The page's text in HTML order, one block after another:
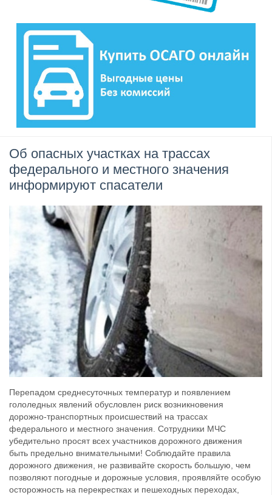
Об опасных участках на трассах
федерального и местного значения
информируют спасатели
Перепадом среднесуточных температур и появлением
гололедных явлений обусловлен риск возникновения
дорожно-транспортных происшествий на трассах
федерального и местного значения. Сотрудники МЧС
убедительно просят всех участников дорожного движения
быть предельно внимательными! Соблюдайте правила
дорожного движения, не развивайте скорость большую, чем
позволяют погодные и дорожные условия, проявляйте особую
осторожность на перекрестках и пешеходных переходах,